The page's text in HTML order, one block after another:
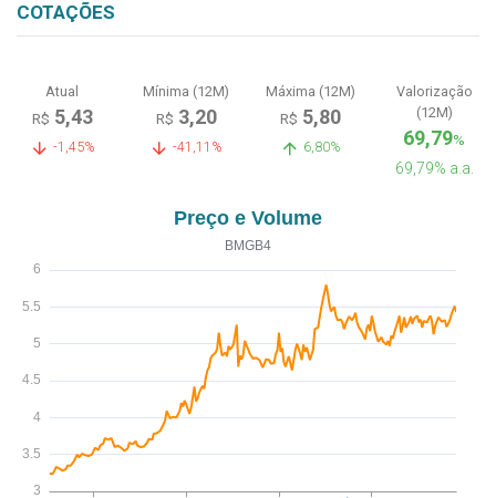
COTAÇÕES
Atual
R$ 5,43
-1,45%
Mínima (12M)
R$ 3,20
-41,11%
Máxima (12M)
R$ 5,80
6,80%
Valorização
(12M)
69,79%
69,79% a.a.